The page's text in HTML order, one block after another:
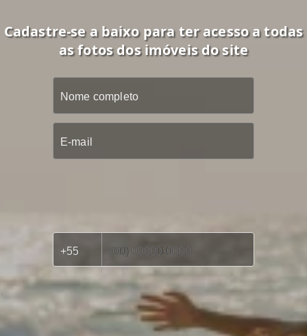
Cadastre-se a baixo para ter acesso a todas
as fotos dos imóveis do site